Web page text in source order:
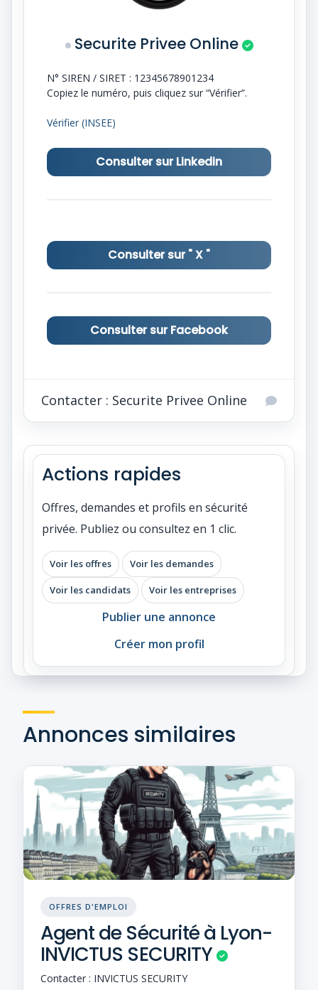
Securite Privee Online
N° SIREN / SIRET : 12345678901234
Copiez le numéro, puis cliquez sur “Vérifier”.
Vérifier (INSEE)
Consulter sur Linkedin
Consulter sur " X "
Consulter sur Facebook
Contacter : Securite Privee Online
Actions rapides
Offres, demandes et profils en sécurité
privée. Publiez ou consultez en 1 clic.
Voir les offres Voir les demandes
Voir les candidats Voir les entreprises
Publier une annonce
Créer mon profil
Annonces similaires
OFFRES D'EMPLOI
Agent de Sécurité à Lyon-
INVICTUS SECURITY
Contacter : INVICTUS SECURITY